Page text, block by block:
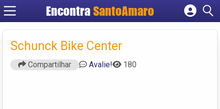
Encontra SantoAmaro
Cadastrar empresa
Criar conta
Schunck Bike Center
Compartilhar Avalie! 180